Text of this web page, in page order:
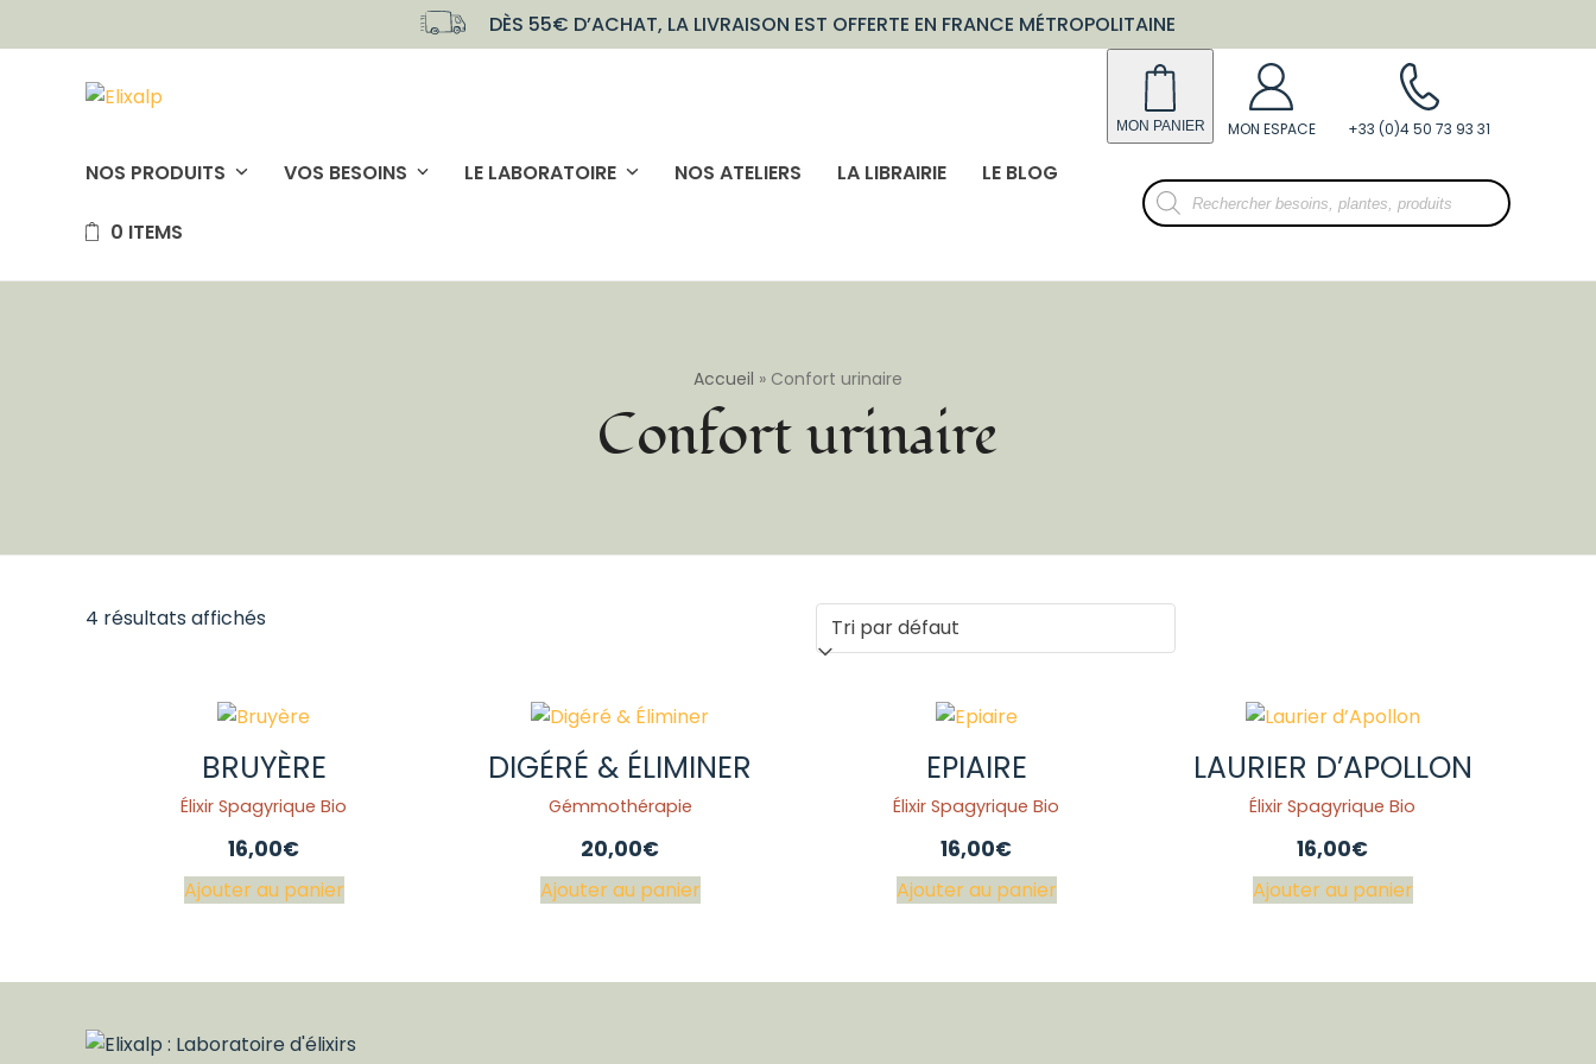
to
DÈS 55€ D’ACHAT, LA LIVRAISON EST OFFERTE EN FRANCE MÉTROPOLITAINE
NOS PRODUITS VOS BESOINS LE LABORATOIRE NOS ATELIERS LA LIBRAIRIE LE BLOG
0 ITEMS
Recherche
de
produits
Confort urinaire
Accueil » Confort urinaire
4 résultats affichés
BRUYÈRE
Élixir Spagyrique Bio
16,00€
Ajouter au panier
DIGÉRÉ & ÉLIMINER
Gémmothérapie
20,00€
Ajouter au panier
EPIAIRE
Élixir Spagyrique Bio
16,00€
Ajouter au panier
LAURIER D’APOLLON
Élixir Spagyrique Bio
16,00€
Ajouter au panier